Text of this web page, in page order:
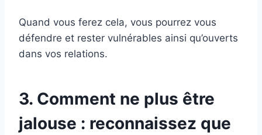
Quand vous ferez cela, vous pourrez vous
défendre et rester vulnérables ainsi qu’ouverts
dans vos relations.
3. Comment ne plus être
jalouse : reconnaissez que